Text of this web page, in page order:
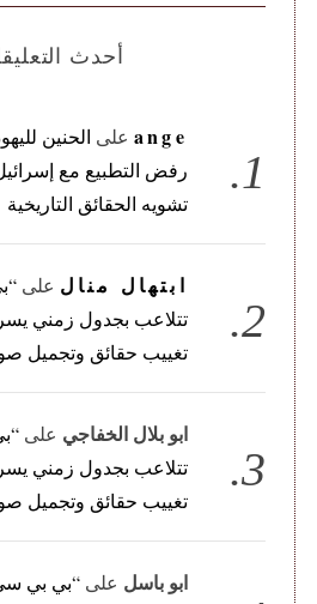
أحدث
angeعلى الحنين
رفض التطبيع مع
تشويه الحقائق التاريخية
ابتهال منال على
تتلاعب بجدول زمني
تغييب حقائق وتجميل
ابو بلال الخفاجي على
تتلاعب بجدول زمني
تغييب حقائق وتجميل
ابو باسل على“بي بي